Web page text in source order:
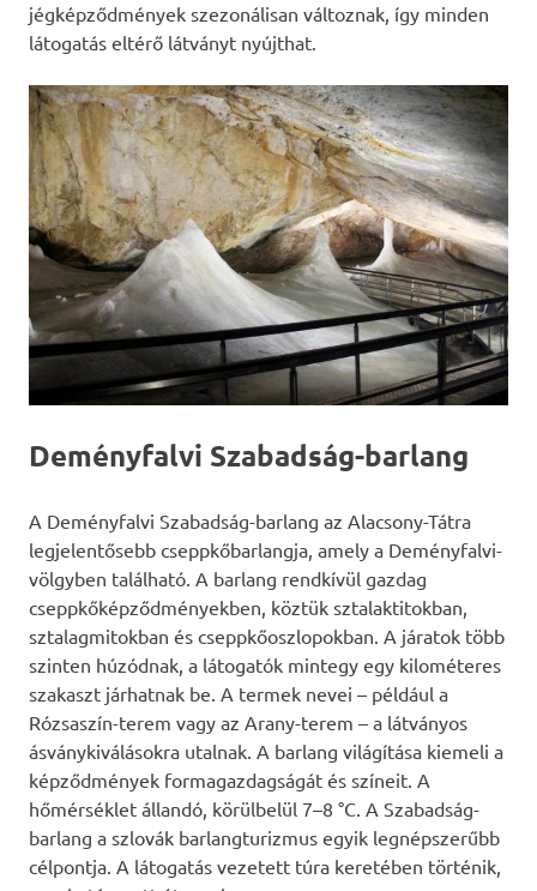
jégképződmények szezonálisan változnak, így minden
látogatás eltérő látványt nyújthat.
Deményfalvi Szabadság-barlang
A Deményfalvi Szabadság-barlang az Alacsony-Tátra
legjelentősebb cseppkőbarlangja, amely a Deményfalvi-
völgyben található. A barlang rendkívül gazdag
cseppkőképződményekben, köztük sztalaktitokban,
sztalagmitokban és cseppkőoszlopokban. A járatok több
szinten húzódnak, a látogatók mintegy egy kilométeres
szakaszt járhatnak be. A termek nevei – például a
Rózsaszín-terem vagy az Arany-terem – a látványos
ásványkiválásokra utalnak. A barlang világítása kiemeli a
képződmények formagazdagságát és színeit. A
hőmérséklet állandó, körülbelül 7–8 °C. A Szabadság-
barlang a szlovák barlangturizmus egyik legnépszerűbb
célpontja. A látogatás vezetett túra keretében történik,